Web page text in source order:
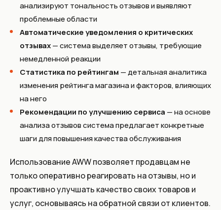
анализируют тональность отзывов и выявляют
проблемные области
Автоматические уведомления о критических
отзывах— система выделяет отзывы, требующие
немедленной реакции
Статистика по рейтингам — детальная аналитика
изменения рейтинга магазина и факторов, влияющих
на него
Рекомендации по улучшению сервиса — на основе
анализа отзывов система предлагает конкретные
шаги для повышения качества обслуживания
Использование AWW позволяет продавцам не
только оперативно реагировать на отзывы, но и
проактивно улучшать качество своих товаров и
услуг, основываясь на обратной связи от клиентов.